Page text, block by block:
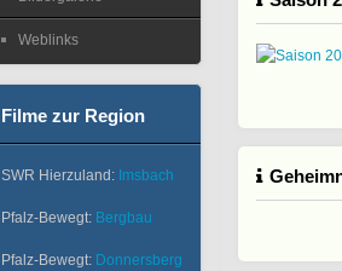
Weblinks
Filme zur Region
SWR Hierzuland: Imsbach
Pfalz-Bewegt: Bergbau
Pfalz-Bewegt: Donnersberg